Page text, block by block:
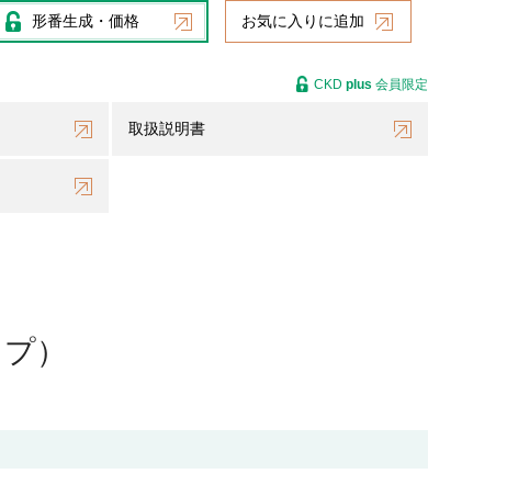
形番生成・価格 お気に入りに追加
取扱説明書
CKD plus 会員限定
）